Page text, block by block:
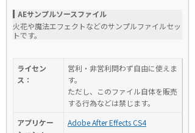
AEサンプルソースファイル
火花や魔法エフェクトなどのサンプルファイルセッ
トです。
ライセン
ス：
営利・非営利問わず自由に使えま
す。
ただし、このファイル自体を販売
する行為などは禁じます。
アプリケー
Adobe After Effects CS4